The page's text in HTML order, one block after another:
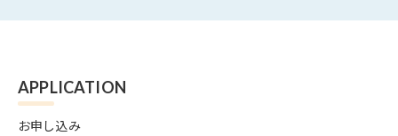
APPLICATION
お申し込み